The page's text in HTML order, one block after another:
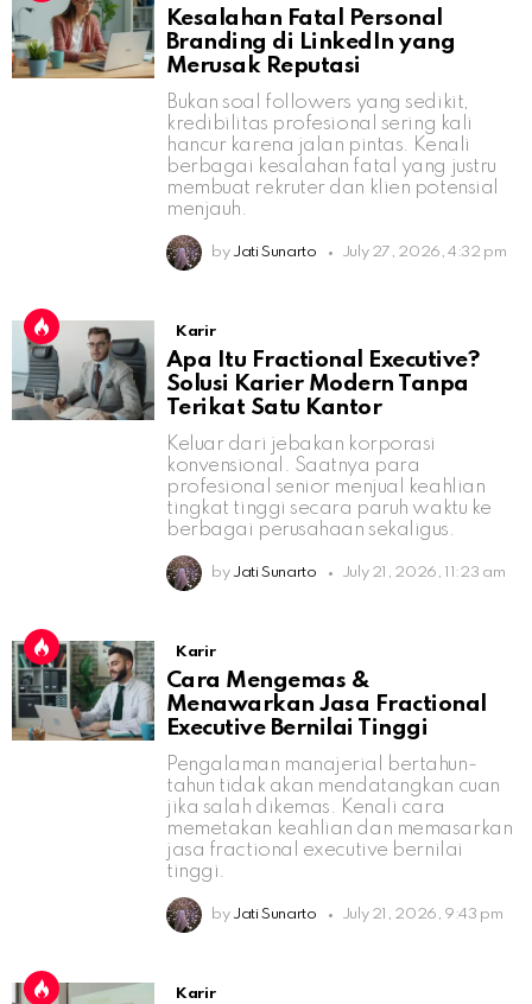
Kesalahan Fatal Personal
Branding di LinkedIn yang
Merusak Reputasi
Bukan soal followers yang sedikit,
kredibilitas profesional sering kali
hancur karena jalan pintas. Kenali
berbagai kesalahan fatal yang justru
membuat rekruter dan klien potensial
menjauh.
by Jati Sunarto July 27, 2026, 4:32 pm
Karir
Apa Itu Fractional Executive?
Solusi Karier Modern Tanpa
Terikat Satu Kantor
Keluar dari jebakan korporasi
konvensional. Saatnya para
profesional senior menjual keahlian
tingkat tinggi secara paruh waktu ke
berbagai perusahaan sekaligus.
by Jati Sunarto July 21, 2026, 11:23 am
Karir
Cara Mengemas &
Menawarkan Jasa Fractional
Executive Bernilai Tinggi
Pengalaman manajerial bertahun-
tahun tidak akan mendatangkan cuan
jika salah dikemas. Kenali cara
memetakan keahlian dan memasarkan
jasa fractional executive bernilai
tinggi.
by Jati Sunarto July 21, 2026, 9:43 pm
Karir